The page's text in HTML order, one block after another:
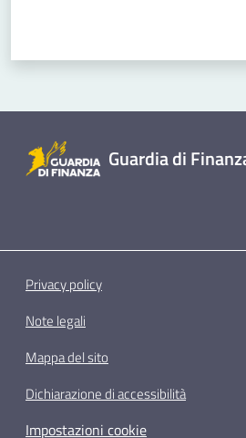
Guardia di
Privacy policy
Note legali
Mappa del sito
Dichiarazione di accessibilità
Impostazioni cookie